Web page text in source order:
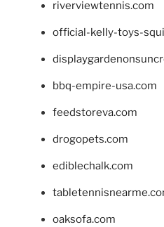
riverviewtennis.com
official-kelly-toys-
bbq-empire-usa.com
feedstoreva.com
drogopets.com
ediblechalk.com
oaksofa.com